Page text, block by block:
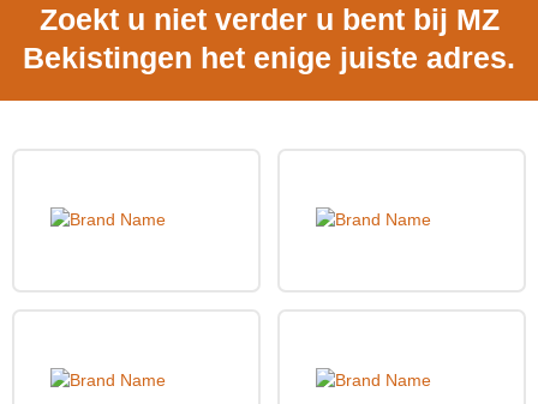
Zoekt u niet verder u bent bij MZ
Bekistingen het enige juiste adres.